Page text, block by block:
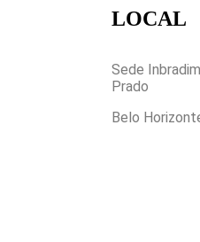
LOCAL
Sede
Prado
Belo